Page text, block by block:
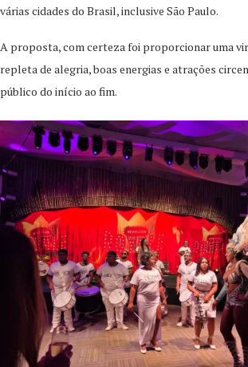
várias cidades do Brasil, inclusive São Paulo.
A proposta, com certeza foi proporcionar uma
repleta de alegria, boas energias e atrações
público do início ao fim.